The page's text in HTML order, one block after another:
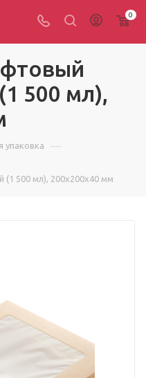
0
500 мл),
упаковка —
500 мл), 200х200х40 мм